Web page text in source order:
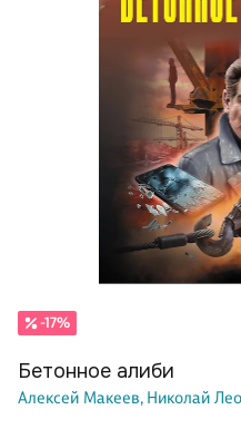
-17%
Бетонное алиби
Алексей Макеев, Николай